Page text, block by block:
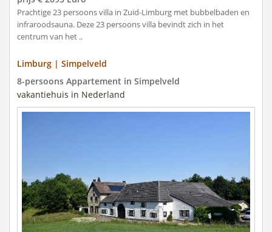
Prachtige 23 persoons villa in Zuid-Limburg met bubbelbaden en
infraroodsauna. Deze 23 persoons villa bevindt zich in het
centrum van het ..
Limburg | Simpelveld
8-persoons Appartement in Simpelveld
vakantiehuis in Nederland